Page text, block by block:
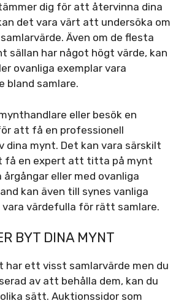
dig för att återvinna dina
det vara värt att undersöka om
Även om de flesta
sällan har något högt värde, kan
ovanliga exemplar vara
samlare.
eller besök en
att få en professionell
dina mynt. Det kan vara särskilt
få en expert att titta på mynt
eller med ovanliga
kan även till synes vanliga
vara värdefulla för rätt samlare.
BYT DINA MYNT
har ett visst samlarvärde men du
av att behålla dem, kan du
sätt. Auktionssidor som